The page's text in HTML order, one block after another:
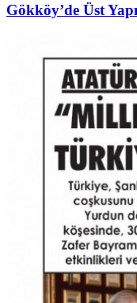
Gökköy’de Üst